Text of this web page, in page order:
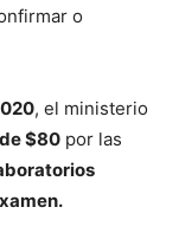
o
, el ministerio
$80 por las